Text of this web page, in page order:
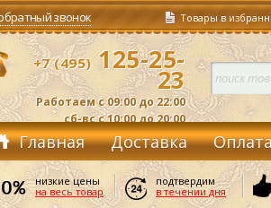
звонок Товары в
+7 (495)125-25-
23
Работаем с 09:00 до 22:00
сб-вс с 10:00 до 20:00
Главная Доставка
низкие цены
на весь товар
подтвердим
в течении дня